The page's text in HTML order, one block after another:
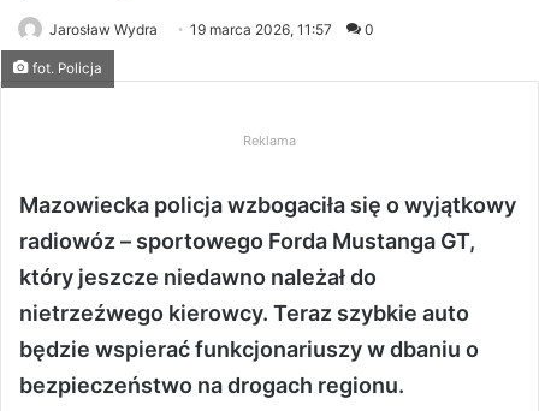
Jarosław Wydra 19 marca 2026, 11:57 0
fot. Policja
Reklama
Mazowiecka policja wzbogaciła się o wyjątkowy
radiowóz – sportowego Forda Mustanga GT,
który jeszcze niedawno należał do
nietrzeźwego kierowcy. Teraz szybkie auto
będzie wspierać funkcjonariuszy w dbaniu o
bezpieczeństwo na drogach regionu.